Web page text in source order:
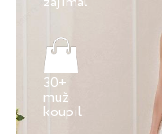
30+
muž